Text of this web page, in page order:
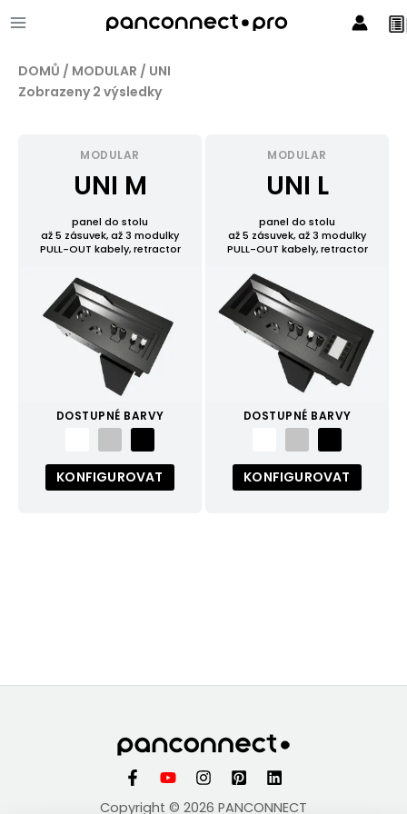
MENU
DOMŮ / MODULAR / UNI
Zobrazeny 2 výsledky
MODULAR
UNI M
panel do stolu
až 5 zásuvek, až 3 modulky
PULL-OUT kabely, retractor
DOSTUPNÉ BARVY
KONFIGUROVAT
MODULAR
UNI L
panel do stolu
až 5 zásuvek, až 3 modulky
PULL-OUT kabely, retractor
DOSTUPNÉ BARVY
KONFIGUROVAT
Copyright © 2026 PANCONNECT